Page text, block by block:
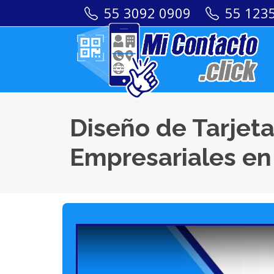
55 3092 0909 55
Diseño de
Empresariales